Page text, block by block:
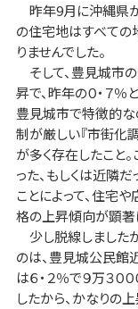
昨年9月に沖縄県
の住宅地はすべての
りませんでした。
そして、豊見城市
昇で、昨年の０・７
豊見城市で特徴的な
制が厳しい『市街化
が多く存在したこと
った、もしくは近隣
ことによって、住宅
格の上昇傾向が顕著
少し脱線しました
のは、豊見城公民館
は６・２％で９万３０
したから、かなりの